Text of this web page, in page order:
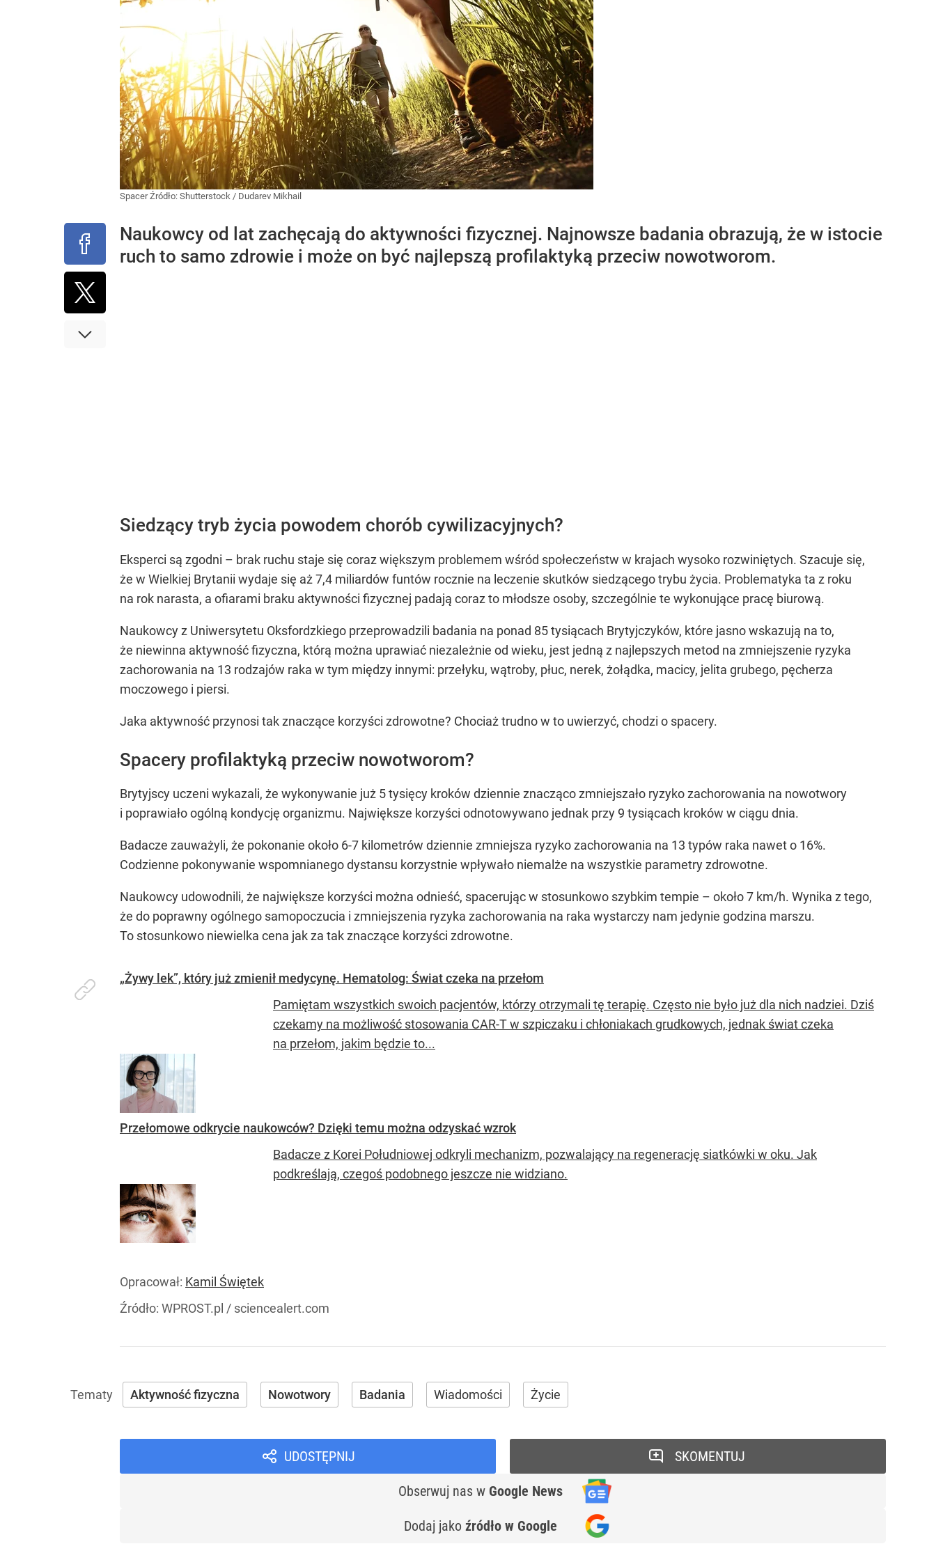
SpacerŹródło: Shutterstock / Dudarev Mikhail
Naukowcy od lat zachęcają do aktywności fizycznej. Najnowsze badania obrazują, że w istocie
ruch to samo zdrowie i może on być najlepszą profilaktyką przeciw nowotworom.
Siedzący tryb życia powodem chorób cywilizacyjnych?
Eksperci są zgodni – brak ruchu staje się coraz większym problemem wśród społeczeństw w krajach wysoko rozwiniętych. Szacuje się,
że w Wielkiej Brytanii wydaje się aż 7,4 miliardów funtów rocznie na leczenie skutków siedzącego trybu życia. Problematyka ta z roku
na rok narasta, a ofiarami braku aktywności fizycznej padają coraz to młodsze osoby, szczególnie te wykonujące pracę biurową.
Naukowcy z Uniwersytetu Oksfordzkiego przeprowadzili badania na ponad 85 tysiącach Brytyjczyków, które jasno wskazują na to,
że niewinna aktywność fizyczna, którą można uprawiać niezależnie od wieku, jest jedną z najlepszych metod na zmniejszenie ryzyka
zachorowania na 13 rodzajów raka w tym między innymi: przełyku, wątroby, płuc, nerek, żołądka, macicy, jelita grubego, pęcherza
moczowego i piersi.
Jaka aktywność przynosi tak znaczące korzyści zdrowotne? Chociaż trudno w to uwierzyć, chodzi o spacery.
Spacery profilaktyką przeciw nowotworom?
Brytyjscy uczeni wykazali, że wykonywanie już 5 tysięcy kroków dziennie znacząco zmniejszało ryzyko zachorowania na nowotwory
i poprawiało ogólną kondycję organizmu. Największe korzyści odnotowywano jednak przy 9 tysiącach kroków w ciągu dnia.
Badacze zauważyli, że pokonanie około 6-7 kilometrów dziennie zmniejsza ryzyko zachorowania na 13 typów raka nawet o 16%.
Codzienne pokonywanie wspomnianego dystansu korzystnie wpływało niemalże na wszystkie parametry zdrowotne.
Naukowcy udowodnili, że największe korzyści można odnieść, spacerując w stosunkowo szybkim tempie – około 7 km/h. Wynika z tego,
że do poprawny ogólnego samopoczucia i zmniejszenia ryzyka zachorowania na raka wystarczy nam jedynie godzina marszu.
To stosunkowo niewielka cena jak za tak znaczące korzyści zdrowotne.
„Żywy lek”, który już zmienił medycynę. Hematolog: Świat czeka na przełom
Pamiętam wszystkich swoich pacjentów, którzy otrzymali tę terapię. Często nie było już dla nich nadziei. Dziś
czekamy na możliwość stosowania CAR-T w szpiczaku i chłoniakach grudkowych, jednak świat czeka
na przełom, jakim będzie to...
Przełomowe odkrycie naukowców? Dzięki temu można odzyskać wzrok
Badacze z Korei Południowej odkryli mechanizm, pozwalający na regenerację siatkówki w oku. Jak
podkreślają, czegoś podobnego jeszcze nie widziano.
Opracował: Kamil Świętek
Źródło: WPROST.pl / sciencealert.com
Aktywność fizyczna Nowotwory Badania Wiadomości Życie
UDOSTĘPNIJ
Obserwuj nas w Google News
Dodaj jako źródło w Google
SKOMENTUJ